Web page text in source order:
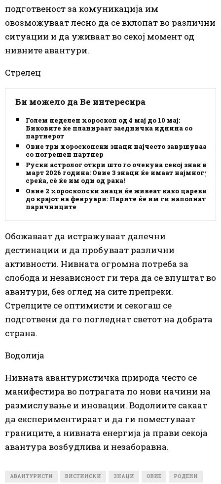
подготвеност за комуникација им
овозможуваат лесно да севклопат во различни
ситуации и да уживаат во секој момент од
нивните авантури.
Стрелец
Би можело да Ве интересира
Голем неделен хороскоп од 4 мај до 10 мај:
Биковите ќе планираат заедничка иднина со
партнерот
Овие три хороскопски знаци најчесто завршуваат
со погрешен партнер
Руски астролог откри што го очекува секој знак во
март 2026 година: Овие 3 знаци ќе имаат најмногу
среќа, сè ќе им оди од рака!
Овие 2 хороскопски знаци ќе живеат како цареви
до крајот на февруари: Парите ќе им ги наполнат
паричниците
Обожаваат да истражуваат далечни
дестинации и да пробуваат различни
активности. Нивната огромна потреба за
слобода и независност ги тера да севпуштат во
авантури, без оглед на сите препреки.
Стрелците се оптимисти и секогаш се
подготвени да го погледнат светот на добрата
страна.
Водолија
Нивната авантуристичка природа често се
манифестира во потрагата по нови начини на
размислување и иновации. Водолиите сакаат
да експериментираат и да ги поместуваат
границите, а нивната енергија ја прави секоја
авантура возбудлива и незаборавна.
АВАНТУРИСТИ ВИСТИНСКИ ЗНАЦИ ОВИЕ РОДЕНИ